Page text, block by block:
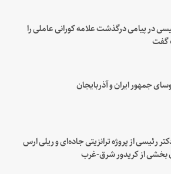
در پیامی درگذشت علامه کورانی عاملی را
گفت
جمهور ایران و آذربایجان
رئیسی از پروژه ترانزیتی جاده‌ای و ریلی ارس
بخشی از کریدور شرق-غرب